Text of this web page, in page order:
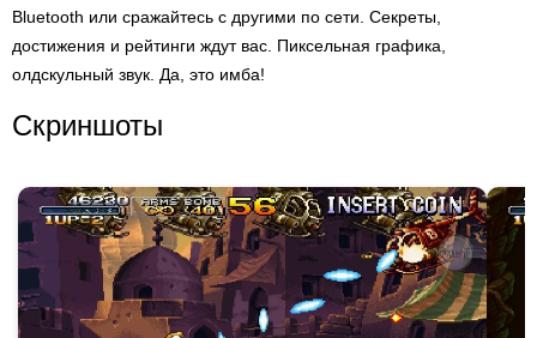
Bluetooth или сражайтесь с другими по сети. Секреты,
достижения и рейтинги ждут вас. Пиксельная графика,
олдскульный звук. Да, это имба!
Скриншоты